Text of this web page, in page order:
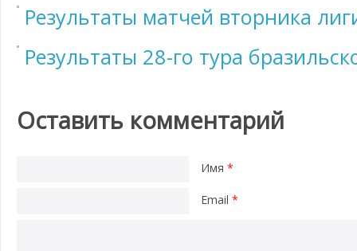
Результаты матчей вторника
Результаты 28-го тура
Оставить комментарий
Имя *
Email *